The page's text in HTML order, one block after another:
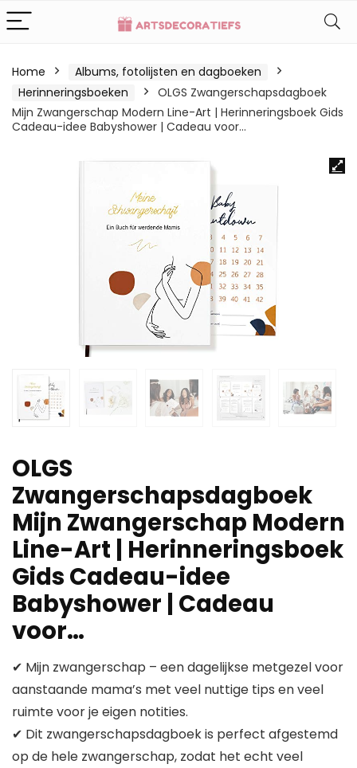
Home
Albums, fotolijsten en dagboeken
Herinneringsboeken
OLGS Zwangerschapsdagboek
Mijn Zwangerschap Modern Line-Art | Herinneringsboek Gids
Cadeau-idee Babyshower | Cadeau voor…
OLGS
Zwangerschapsdagboek
Mijn Zwangerschap Modern
Line-Art | Herinneringsboek
Gids Cadeau-idee
Babyshower | Cadeau
voor…
✔ Mijn zwangerschap – een dagelijkse metgezel voor
aanstaande mama’s met veel nuttige tips en veel
ruimte voor je eigen notities.
✔ Dit zwangerschapsdagboek is perfect afgestemd
op de hele zwangerschap, zodat het echt veel